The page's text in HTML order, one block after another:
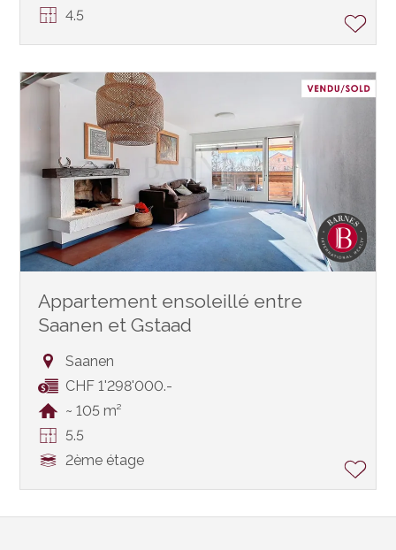
4.5
Appartement ensoleillé entre
Saanen et Gstaad
Saanen
CHF 1'298'000.-
~ 105 m²
5.5
2ème étage